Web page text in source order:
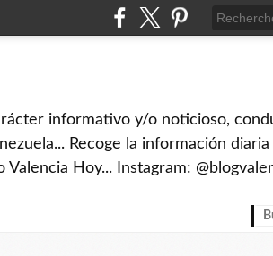
informativo y/o noticioso,
Recoge la información
Hoy... Instagram: